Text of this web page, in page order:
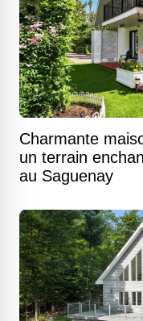
Charmante
un terrain
au Saguenay